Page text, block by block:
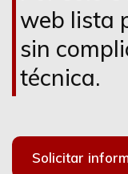
web lista
sin
técnica.
Solicitar